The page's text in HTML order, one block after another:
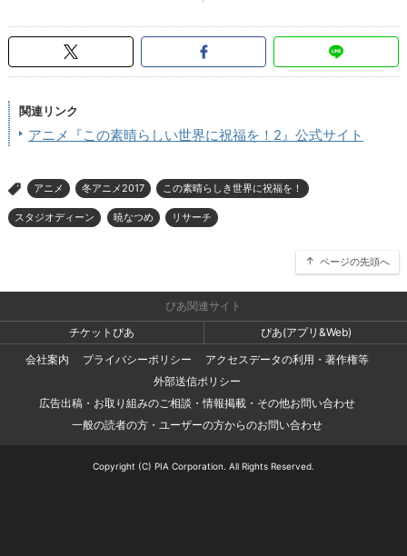
関連リンク
アニメ『この素晴らしい世界に祝福を！2』公式サイト
> アニメ 冬アニメ2017 この素晴らしき世界に祝福を！
スタジオディーン 暁なつめ リサーチ
ページの先頭へ
ぴあ関連サイト
チケットぴあ
ぴあ(アプリ&Web)
会社案内
プライバシーポリシー
アクセスデータの利用・著作権等
外部送信ポリシー
広告出稿・お取り組みのご相談・情報掲載・その他お問い合わせ
一般の読者の方・ユーザーの方からのお問い合わせ
Copyright (C) PIA Corporation. All Rights Reserved.